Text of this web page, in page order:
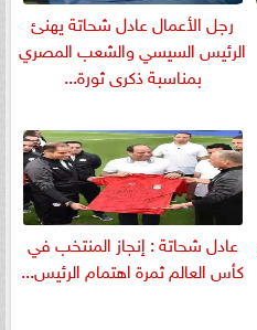
رجل الأعمال عادل شحاتة يهنئ
الرئيس السيسي والشعب المصري
بمناسبة ذكرى ثورة...
عادل شحاتة : إنجاز المنتخب في
كأس العالم ثمرة اهتمام الرئيس...